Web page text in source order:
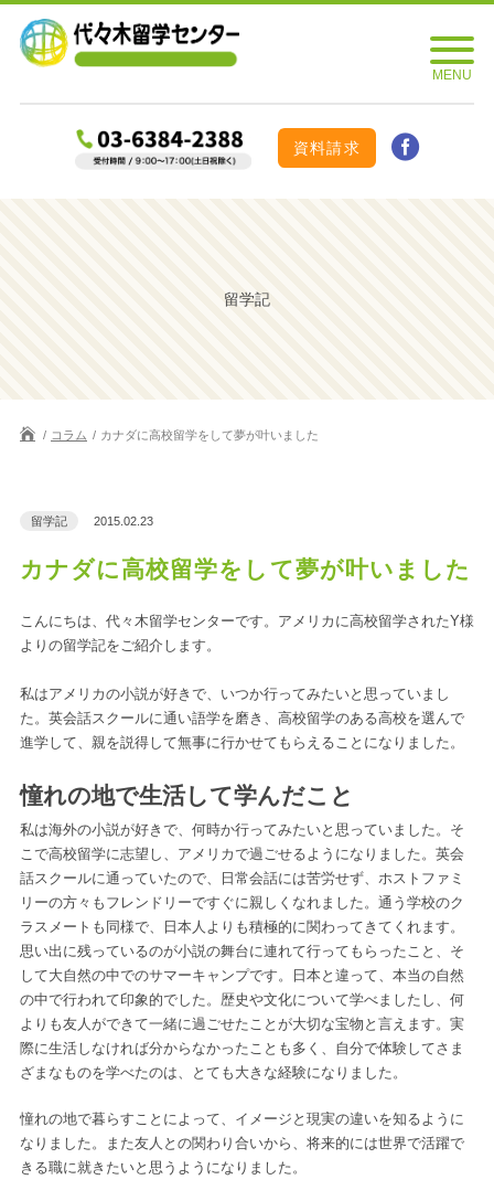
資料請求
留学記
コラム カナダに高校留学をして夢が叶いました
留学記 2015.02.23
カナダに高校留学をして夢が叶いました
こんにちは、代々木留学センターです。アメリカに高校留学されたY様
よりの留学記をご紹介します。
私はアメリカの小説が好きで、いつか行ってみたいと思っていまし
た。英会話スクールに通い語学を磨き、高校留学のある高校を選んで
進学して、親を説得して無事に行かせてもらえることになりました。
憧れの地で生活して学んだこと
私は海外の小説が好きで、何時か行ってみたいと思っていました。そ
こで高校留学に志望し、アメリカで過ごせるようになりました。英会
話スクールに通っていたので、日常会話には苦労せず、ホストファミ
リーの方々もフレンドリーですぐに親しくなれました。通う学校のク
ラスメートも同様で、日本人よりも積極的に関わってきてくれます。
思い出に残っているのが小説の舞台に連れて行ってもらったこと、そ
して大自然の中でのサマーキャンプです。日本と違って、本当の自然
の中で行われて印象的でした。歴史や文化について学べましたし、何
よりも友人ができて一緒に過ごせたことが大切な宝物と言えます。実
際に生活しなければ分からなかったことも多く、自分で体験してさま
ざまなものを学べたのは、とても大きな経験になりました。
憧れの地で暮らすことによって、イメージと現実の違いを知るように
なりました。また友人との関わり合いから、将来的には世界で活躍で
きる職に就きたいと思うようになりました。